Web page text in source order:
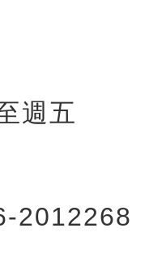
週五
2012268